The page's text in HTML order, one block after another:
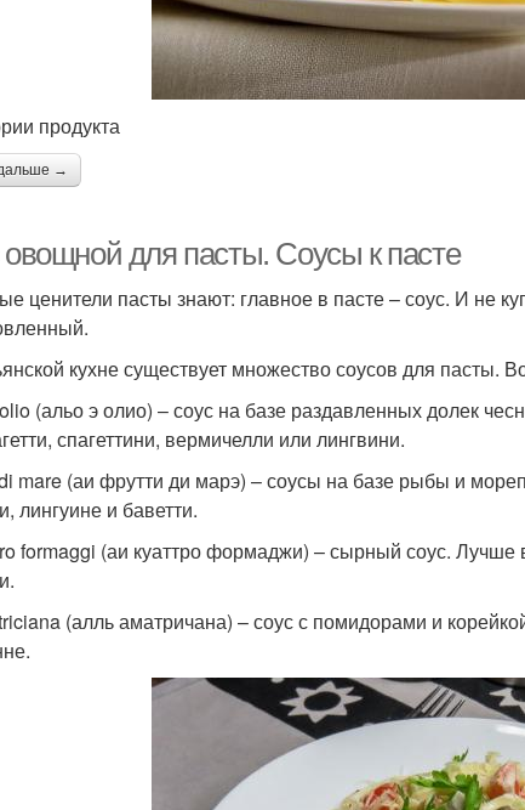
продукта
→
для пасты. Соусы к пасте
ценители пасты знают: главное в пасте – соус. И не
кухне существует множество соусов для пасты.
(альо э олио) – соус на базе раздавленных долек
спагеттини, вермичелли или лингвини.
mare (аи фрутти ди марэ) – соусы на базе рыбы и
лингуине и баветти.
formaggi (аи куаттро формаджи) – сырный соус. Лучше
(алль аматричана) – соус с помидорами и